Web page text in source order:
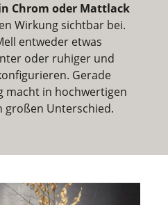
Chrom oder Mattlack
Wirkung sichtbar bei.
entweder etwas
oder ruhiger und
Gerade
macht in hochwertigen
großen Unterschied.